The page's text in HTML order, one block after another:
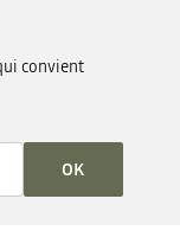
convient
OK